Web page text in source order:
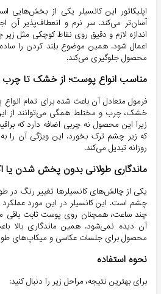
اپلیکاتور این کانسیلر یکی از بخش‌هایی
آسان‌تر می‌کند. سر نرم و انعطاف‌پذیر آن
اندازه لازم و دقیق روی نقاط کوچکی مثل
اعمال شود. همین موضوع بلِند کردن را
محصول جلوگیری می‌کند.
مناسب انواع پوست؛ از خشک تا چرب
فرمول متعادل آن باعث شده برای تمام
خشک، چرب و مختلط همگی می‌توانند از این
زیرا این محصول نه چربی اضافه دارد که
که زیر چشم ترک بخورد. این ویژگی آن را به
روزانه تبدیل می‌کند.
ماندگاری طولانی بدون پخش شدن
یکی از چالش‌های کانسیلرها تغییر رنگ در
چشم است. این کانسیلر در این مورد
چند ساعت، همچنان روی پوست ثابت باقی
آن دیده نمی‌شود. همین ماندگاری بالا
محصول برای جلسات عکاسی و میکاپ‌های
نحوه استفاده
برای بهترین نتیجه، مراحل زیر را دنبال کنید: